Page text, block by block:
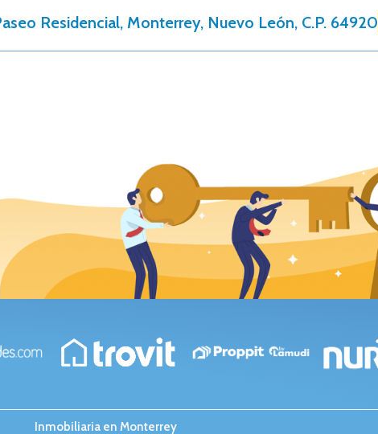
Residencial, Monterrey, Nuevo León, C.P. 64920
Inmobiliaria en Monterrey